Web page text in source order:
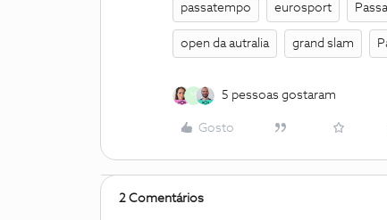
passatempo eurosport
open da autralia grand slam
M 5 pessoas gostaram
Gosto
2 Comentários